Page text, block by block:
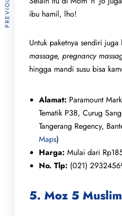
ibu hamil, lho!
Untuk paketnya sendiri
massage, pregnancy
hingga mandi susu bisa
Alamat: Paramount
Tematik P38, Curug
Tangerang Regency,
Maps)
Harga: Mulai dari
No. Tlp: (021)
5. Moz 5